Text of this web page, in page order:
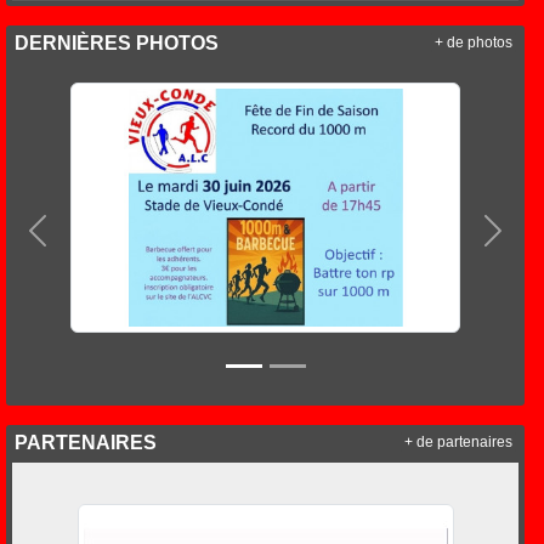
DERNIÈRES PHOTOS
Précedent
+ de photos
PARTENAIRES + de partenaires